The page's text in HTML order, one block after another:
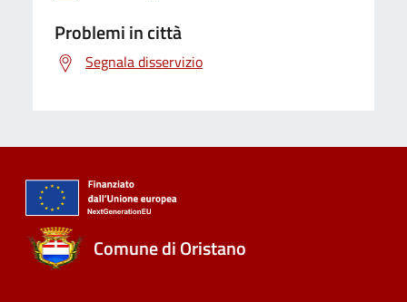
Problemi in città
Segnala disservizio
Comune di Oristano